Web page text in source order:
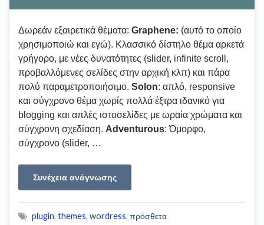
Δωρεάν εξαιρετικά θέματα: Graphene: (αυτό το οποίο
χρησιμοποιώ και εγώ). Κλασσικό δίστηλο θέμα αρκετά
γρήγορο, με νέες δυνατότητες (slider, infinite scroll,
προβαλλόμενες σελίδες στην αρχική κλπ) και πάρα
πολύ παραμετροποιήσιμο. Solon: απλό, responsive
και σύγχρονο θέμα χωρίς πολλά έξτρα ιδανικό για
blogging και απλές ιστοσελίδες με ωραία χρώματα και
σύγχρονη σχεδίαση. Adventurous: Όμορφο,
σύγχρονο (slider, …
Συνέχεια ανάγνωσης
plugin, themes, wordress, πρόσθετα